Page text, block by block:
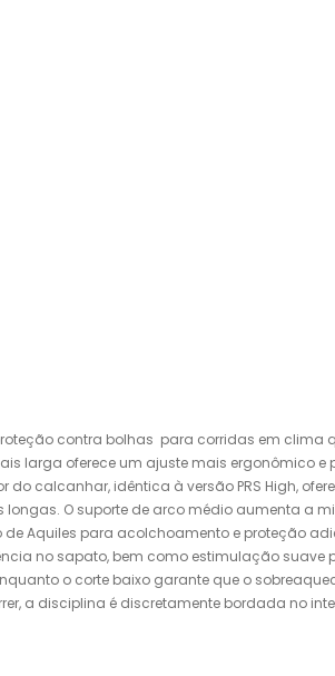
contra bolhas para corridas em clima
larga oferece um ajuste mais ergonômico e
calcanhar, idêntica à versão PRS High,
O suporte de arco médio aumenta a
de Aquiles para acolchoamento e proteção
no sapato, bem como estimulação suave
o corte baixo garante que o
a disciplina é discretamente bordada no